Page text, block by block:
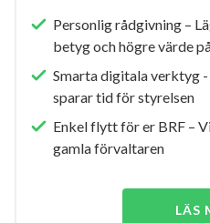
Personlig rådgivning –
betyg och högre värde
Smarta digitala verktyg
sparar tid för styrelsen
Enkel flytt för er BRF –
gamla förvaltaren
LÄS